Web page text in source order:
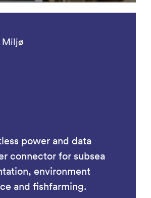
Miljø
power and data
connector for subsea
environment
and fishfarming.